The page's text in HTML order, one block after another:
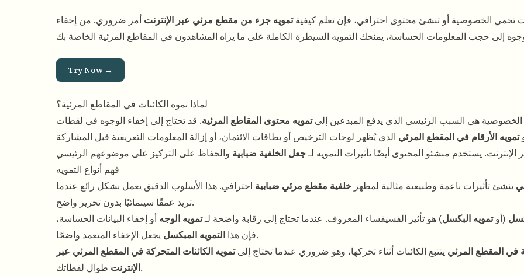
تحمي الخصوصية أو تنشئ محتوى احترافي، فإن تعلم كيفيةتمويه جزء من مقطع مرئي عبر الإنترنت أمر ضروري. من إخفاء
Try Now →
لماذا نموه الكائنات في المقاطع المرئية؟
الخصوصية هي السبب الرئيسي الذي يدفع المبدعين إلىتمويه محتوى المقاطع المرئية. قد تحتاج إلى إخفاء الوجوه في لقطات
تمويه الأرقام في المقطع المرئي الذي يُظهر لوحات الترخيص أو بطاقات الائتمان، أو إزالة المعلومات التعريفية قبل المشاركة
الإنترنت. يستخدم منشئو المحتوى أيضًا تأثيرات التمويه لـجعل الخلفية ضبابية
فهم أنواع التمويه
ينشئ تأثيرات ناعمة وطبيعية مثالية لمظهر خلفية مقطع مرئي ضبابية احترافي. هذا الأسلوب الدقيق يعمل بشكل رائع عندما
تريد عمقًا سينمائيًا بدون تحرير واضح.
(أوتمويه البكسل) هو تأثير الفسيفساء المعروف. عندما تحتاج إلى رقابة واضحة لـتمويه الوجه أو إخفاء البيانات الحساسة،
فإن هذا التمويه المبكسل
يجعل الإخفاء المتعمد واضحًا.
في المقطع المرئي يتتبع الكائنات أثناء تحركها، وهو ضروري عندما تحتاج إلىتمويه الكائنات المتحركة في المقطع المرئي عبر
الإنترنتطوال لقطاتك.